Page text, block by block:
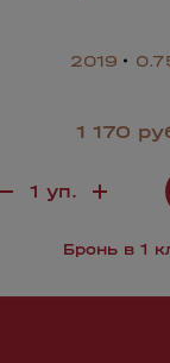
2019
1 170
Бронь в 1